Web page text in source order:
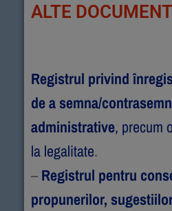
ALTE
Registrul privind
de a semna/
administrative, precum
la legalitate.
– Registrul pentru
propunerilor,